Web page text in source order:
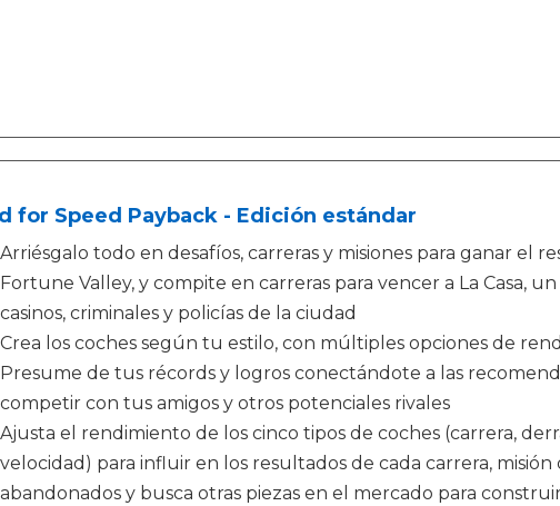
for Speed Payback - Edición estándar
Arriésgalo todo en desafíos, carreras y misiones para ganar el
Fortune Valley, y compite en carreras para vencer a La Casa,
casinos, criminales y policías de la ciudad
Crea los coches según tu estilo, con múltiples opciones de
Presume de tus récords y logros conectándote a las
competir con tus amigos y otros potenciales rivales
Ajusta el rendimiento de los cinco tipos de coches (carrera,
velocidad) para influir en los resultados de cada carrera, misión
abandonados y busca otras piezas en el mercado para